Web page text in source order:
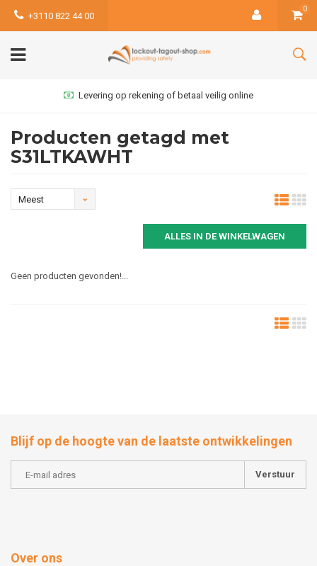
+3110 822 44 00
0
Levering op rekening of betaal veilig online
Producten getagd met
S31LTKAWHT
Meest
ALLES IN DE WINKELWAGEN
Geen producten gevonden!...
Blijf op de hoogte van de laatste ontwikkelingen
Verstuur
Over ons